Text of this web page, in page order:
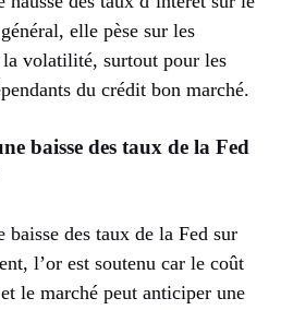
elle pèse sur les
volatilité, surtout pour les
du crédit bon marché.
baisse des taux de la Fed
baisse des taux de la Fed sur
l’or est soutenu car le coût
le marché peut anticiper une